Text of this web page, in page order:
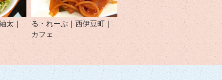
太｜
る・れーぶ｜西伊豆町｜
カフェ